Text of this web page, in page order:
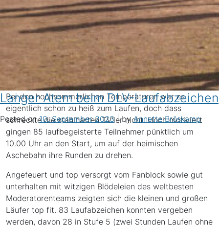
Langer Atem beim DLV-Laufabzeichen
Posted on10. September 2023|byAnnette Bröskamp
Bei den hochsommerlichen Temperaturen war es
eigentlich schon zu heiß zum Laufen, doch dass
schreckte die stahlharten TV’ler nicht. Hoch motiviert
gingen 85 laufbegeisterte Teilnehmer pünktlich um
10.00 Uhr an den Start, um auf der heimischen
Aschebahn ihre Runden zu drehen.
Angefeuert und top versorgt vom Fanblock sowie gut
unterhalten mit witzigen Blödeleien des weltbesten
Moderatorenteams zeigten sich die kleinen und großen
Läufer top fit. 83 Laufabzeichen konnten vergeben
werden, davon 28 in Stufe 5 (zwei Stunden Laufen ohne